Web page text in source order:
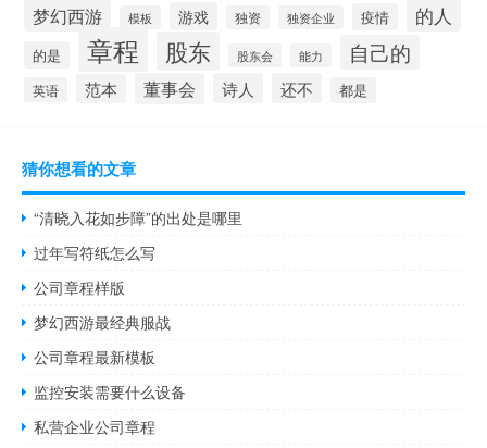
梦幻西游 模板 游戏 独资 独资企业 疫情 的人
的是 章程 股东 股东会 能力 自己的
英语 范本 董事会 诗人 还不 都是
猜你想看的文章
“清晓入花如步障”的出处是哪里
过年写符纸怎么写
公司章程样版
梦幻西游最经典服战
公司章程最新模板
监控安装需要什么设备
私营企业公司章程